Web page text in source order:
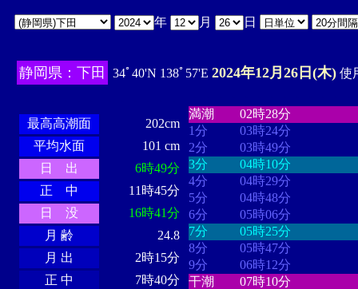
年 月 日
静岡県：下田 34ﾟ40'N 138ﾟ57'E 2024年12月26日(木) 使
最高高潮面
202cm
平均水面
101 cm
日 出
6時49分
正 中
11時45分
日 没
16時41分
月 齢
24.8
月 出
2時15分
正 中
7時40分
満潮
02時28分
1分
03時24分
2分
03時49分
3分
04時10分
4分
04時29分
5分
04時48分
6分
05時06分
7分
05時25分
8分
05時47分
9分
06時12分
干潮
07時10分